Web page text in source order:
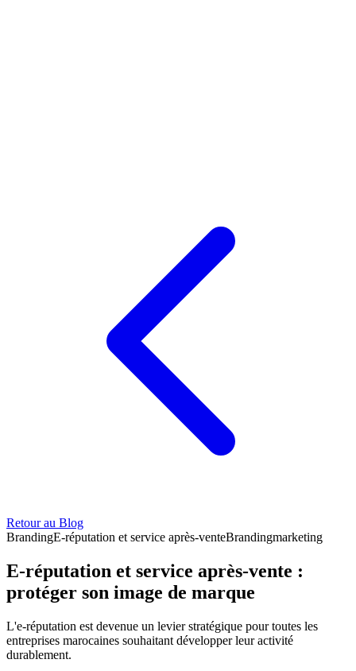
Retour au Blog
BrandingE-réputation et service après-venteBrandingmarketing
E-réputation et service après-vente :
protéger son image de marque
L'e-réputation est devenue un levier stratégique pour toutes les
entreprises marocaines souhaitant développer leur activité
durablement.